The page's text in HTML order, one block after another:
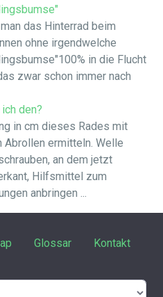
das Hinterrad beim
ohne irgendwelche
in die Flucht
zwar schon immer nach
den?
in cm dieses Rades mit
Abrollen ermitteln. Welle
an dem jetzt
Hilfsmittel zum
anbringen ...
Glossar Kontakt